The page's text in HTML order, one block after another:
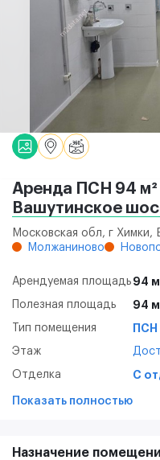
Аренда ПСН 94 м²
Вашутинское
Московская обл, г
Молжаниново
Арендуемая площадь 94
Полезная площадь 94
Тип помещения ПСН
Этаж
Отделка С
Показать полностью
Назначение